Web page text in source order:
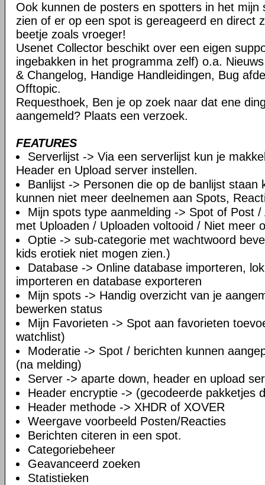
Ook kunnen de posters en spotters in het mijn
zien of er op een spot is gereageerd en direct
beetje zoals vroeger!
Usenet Collector beschikt over een eigen
ingebakken in het programma zelf) o.a.
& Changelog, Handige Handleidingen, Bug
Offtopic.
Requesthoek, Ben je op zoek naar dat ene
aangemeld? Plaats een verzoek.
FEATURES
Serverlijst -> Via een serverlijst kun je
Header en Upload server instellen.
Banlijst -> Personen die op de banlijst staan
kunnen niet meer deelnemen aan Spots,
Mijn spots type aanmelding -> Spot of Post /
met Uploaden / Uploaden voltooid / Niet meer
Optie -> sub-categorie met wachtwoord
kids erotiek niet mogen zien.)
Database -> Online database importeren,
importeren en database exporteren
Mijn spots -> Handig overzicht van je
bewerken status
Mijn Favorieten -> Spot aan favorieten
watchlist)
Moderatie -> Spot / berichten kunnen
(na melding)
Server -> aparte down, header en upload
Header encryptie -> (gecodeerde pakketjes
Header methode -> XHDR of XOVER
Weergave voorbeeld Posten/Reacties
Berichten citeren in een spot.
Categoriebeheer
Geavanceerd zoeken
Statistieken